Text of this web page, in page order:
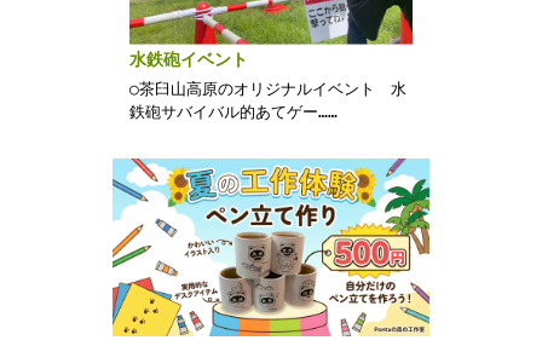
水鉄砲イベント
○茶臼山高原のオリジナルイベント 水
鉄砲サバイバル的あてゲー……